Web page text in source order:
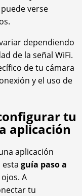
verse
dependiendo
de la señal WiFi.
de tu cámara
y el uso de
tu
aplicación
aplicación
guía paso a
A
tu